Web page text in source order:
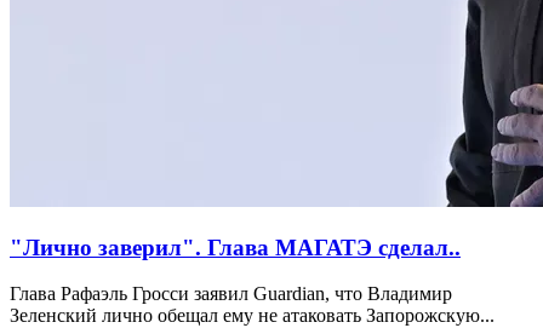
"Лично заверил". Глава МАГАТЭ сделал..
Глава Рафаэль Гросси заявил Guardian, что Владимир
Зеленский лично обещал ему не атаковать Запорожскую...